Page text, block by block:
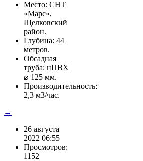
Место: СНТ
«Марс»,
Щелковский
район.
Глубина: 44
метров.
Обсадная
труба: нПВХ
⌀ 125 мм.
Производительность:
2,3 м3/час.
→
26 августа
2022 06:55
Просмотров:
1152